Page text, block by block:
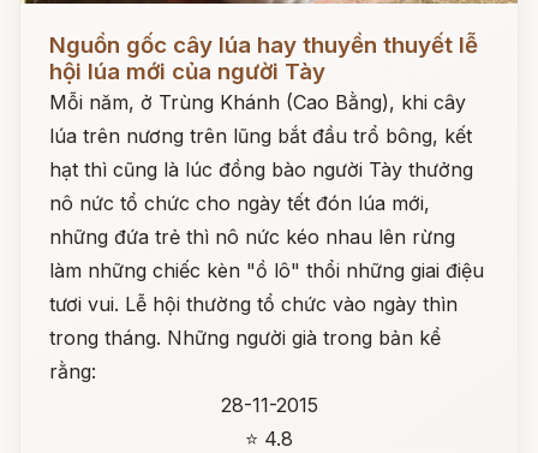
Đọc ngay
Nguồn gốc cây lúa hay thuyền thuyết lễ
hội lúa mới của người Tày
Mỗi năm, ở Trùng Khánh (Cao Bằng), khi cây
lúa trên nương trên lũng bắt đầu trổ bông, kết
hạt thì cũng là lúc đồng bào người Tày thưởng
nô nức tổ chức cho ngày tết đón lúa mới,
những đứa trẻ thì nô nức kéo nhau lên rừng
làm những chiếc kèn "ồ lô" thổi những giai điệu
tươi vui. Lễ hội thường tổ chức vào ngày thìn
trong tháng. Những người già trong bản kể
rằng:
28-11-2015
⭐ 4.8